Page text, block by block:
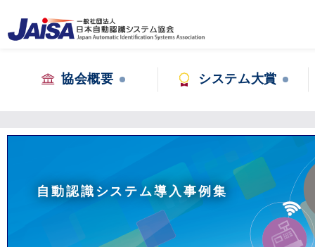
協会概要 システム大賞
自動認識システム導入事例集